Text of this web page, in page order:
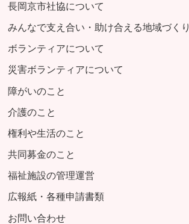
長岡京市社協について
みんなで支え合い・助け合える地域づくり
ボランティアについて
災害ボランティアについて
障がいのこと
介護のこと
権利や生活のこと
共同募金のこと
福祉施設の管理運営
広報紙・各種申請書類
お問い合わせ